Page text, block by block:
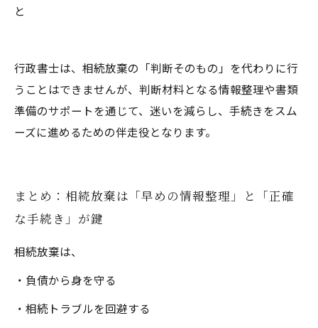
と
行政書士は、相続放棄の「判断そのもの」を代わりに行
うことはできませんが、判断材料となる情報整理や書類
準備のサポートを通じて、迷いを減らし、手続きをスム
ーズに進めるための伴走役となります。
まとめ：相続放棄は「早めの情報整理」と「正確
な手続き」が鍵
相続放棄は、
・負債から身を守る
・相続トラブルを回避する